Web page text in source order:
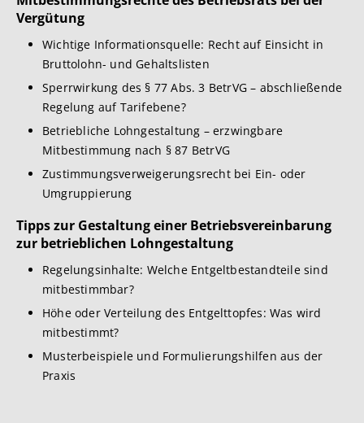
Vergütung
Wichtige Informationsquelle: Recht auf Einsicht in
Bruttolohn- und Gehaltslisten
Sperrwirkung des § 77 Abs. 3 BetrVG – abschließende
Regelung auf Tarifebene?
Betriebliche Lohngestaltung – erzwingbare
Mitbestimmung nach § 87 BetrVG
Zustimmungsverweigerungsrecht bei Ein- oder
Umgruppierung
Tipps zur Gestaltung einer Betriebsvereinbarung
zur betrieblichen Lohngestaltung
Regelungsinhalte: Welche Entgeltbestandteile sind
mitbestimmbar?
Höhe oder Verteilung des Entgelttopfes: Was wird
mitbestimmt?
Musterbeispiele und Formulierungshilfen aus der
Praxis